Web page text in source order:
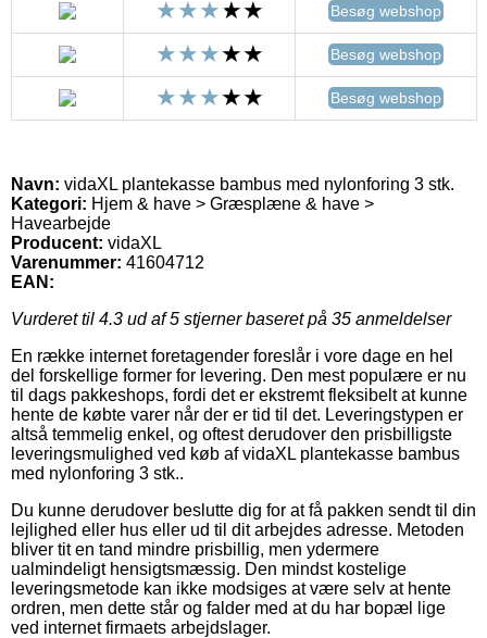
Besøg webshop
Besøg webshop
Besøg webshop
Navn: vidaXL plantekasse bambus med nylonforing 3 stk.
Kategori: Hjem & have > Græsplæne & have >
Havearbejde
Producent: vidaXL
Varenummer: 41604712
EAN:
Vurderet til 4.3 ud af 5 stjerner baseret på 35 anmeldelser
En række internet foretagender foreslår i vore dage en hel
del forskellige former for levering. Den mest populære er nu
til dags pakkeshops, fordi det er ekstremt fleksibelt at kunne
hente de købte varer når der er tid til det. Leveringstypen er
altså temmelig enkel, og oftest derudover den prisbilligste
leveringsmulighed ved køb af vidaXL plantekasse bambus
med nylonforing 3 stk..
Du kunne derudover beslutte dig for at få pakken sendt til din
lejlighed eller hus eller ud til dit arbejdes adresse. Metoden
bliver tit en tand mindre prisbillig, men ydermere
ualmindeligt hensigtsmæssig. Den mindst kostelige
leveringsmetode kan ikke modsiges at være selv at hente
ordren, men dette står og falder med at du har bopæl lige
ved internet firmaets arbejdslager.